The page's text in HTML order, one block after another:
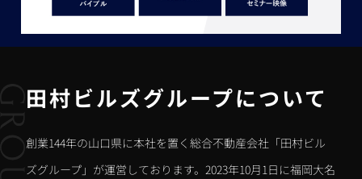
田村ビルズグループについて
創業144年の山口県に本社を置く総合不動産会社「田村ビル
ズグループ」が運営しております。2023年10月1日に福岡大名